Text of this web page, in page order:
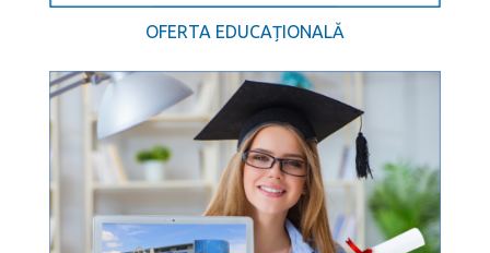
OFERTA EDUCAȚIONALĂ